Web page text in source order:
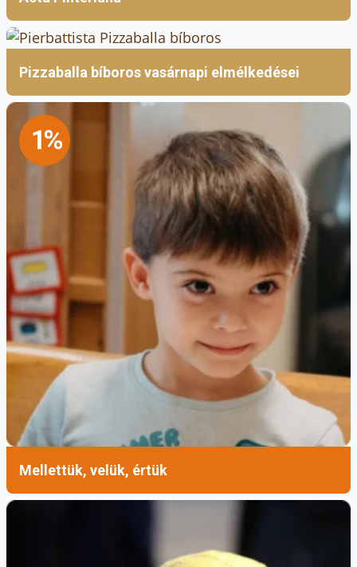
Pizzaballa bíboros vasárnapi elmélkedései
1%
Mellettük, velük, értük